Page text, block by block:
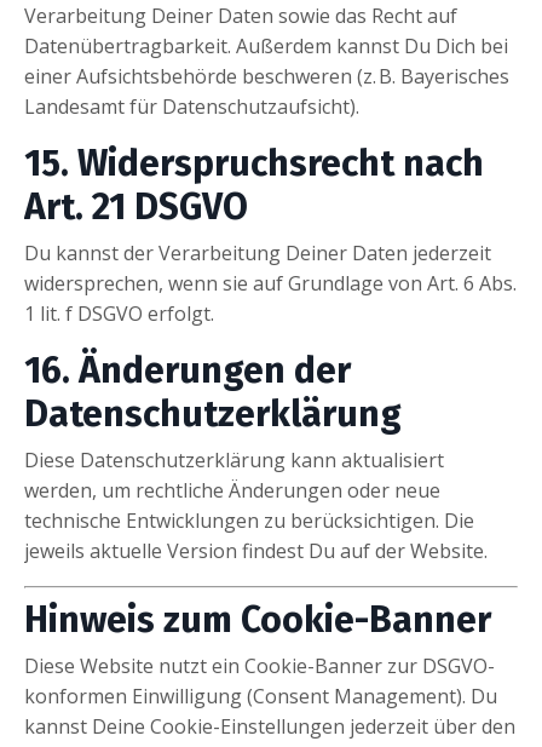
Verarbeitung Deiner Daten sowie das Recht auf
Datenübertragbarkeit. Außerdem kannst Du Dich bei
einer Aufsichtsbehörde beschweren (z. B. Bayerisches
Landesamt für Datenschutzaufsicht).
15. Widerspruchsrecht nach
Art. 21 DSGVO
Du kannst der Verarbeitung Deiner Daten jederzeit
widersprechen, wenn sie auf Grundlage von Art. 6 Abs.
1 lit. f DSGVO erfolgt.
16. Änderungen der
Datenschutzerklärung
Diese Datenschutzerklärung kann aktualisiert
werden, um rechtliche Änderungen oder neue
technische Entwicklungen zu berücksichtigen. Die
jeweils aktuelle Version findest Du auf der Website.
Hinweis zum Cookie-Banner
Diese Website nutzt ein Cookie-Banner zur DSGVO-
konformen Einwilligung (Consent Management). Du
kannst Deine Cookie-Einstellungen jederzeit über den